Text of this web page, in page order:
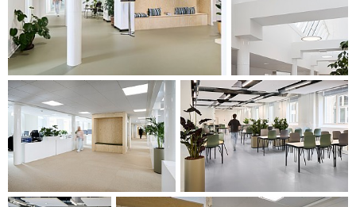
Underliggende etasjer rommer kontorer, treningssal for
innbyggere med nedsatt mobilitet, undervisningsrom med
takheiser samt bade- og garderobefasiliteter. I første etasje
etableres innbyggerservice, klinikker og en felles kantine
orientert mot gårdsrommet.
BRUKERMEDVIRKNING OG BEPLANTNING
Materialbruken er gjennomgående holdt i et enkelt,
harmonisk uttrykk som muliggjør differensierte identiteter
innenfor en samlet helhet. Brukermedvirkning har vært
sentral og har sikret en balansert løsning på tvers av mange